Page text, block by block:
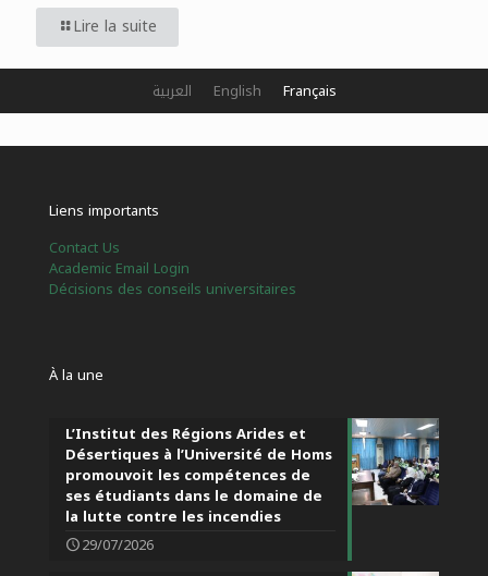
Lire la suite
Liens importants
Contact Us
Academic Email Login
Décisions des conseils universitaires
À la une
L’Institut des Régions Arides et
Désertiques à l’Université de Homs
promouvoit les compétences de
ses étudiants dans le domaine de
la lutte contre les incendies
29/07/2026
العربية English Français